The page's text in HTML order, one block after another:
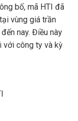
bố, mã HTI đã
vùng giá trần
nay. Điều này
với công ty và kỳ